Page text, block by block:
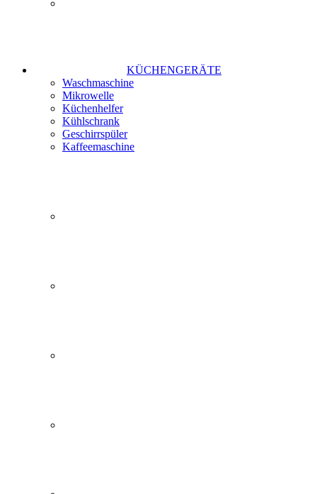
KÜCHENGERÄTE
Waschmaschine
Mikrowelle
Küchenhelfer
Kühlschrank
Geschirrspüler
Kaffeemaschine